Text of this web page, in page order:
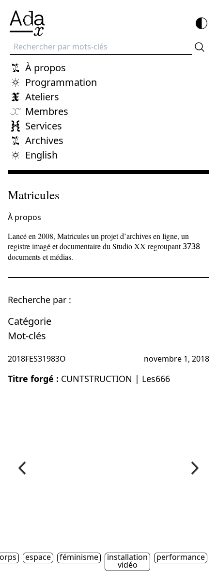
Recherche
À propos
Programmation
Ateliers
Membres
Services
Archives
English
Matricules
À propos
Lancé en 2008, Matricules un projet d’archives en ligne, un
registre imagé et documentaire du Studio XX regroupant3738
documents et médias.
Recherche par :
Catégorie
Mot-clés
2018FES31983O novembre 1, 2018
Titre forgé : CUNTSTRUCTION | Les666
espace féminisme installation
vidéo
performance